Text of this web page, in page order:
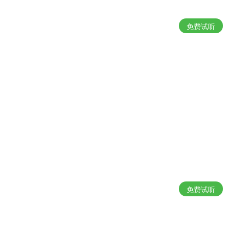
免费试听
免费试听